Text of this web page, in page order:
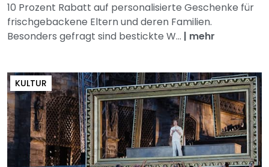
10 Prozent Rabatt auf personalisierte Geschenke für
frischgebackene Eltern und deren Familien.
Besonders gefragt sind bestickte W... | mehr
KULTUR